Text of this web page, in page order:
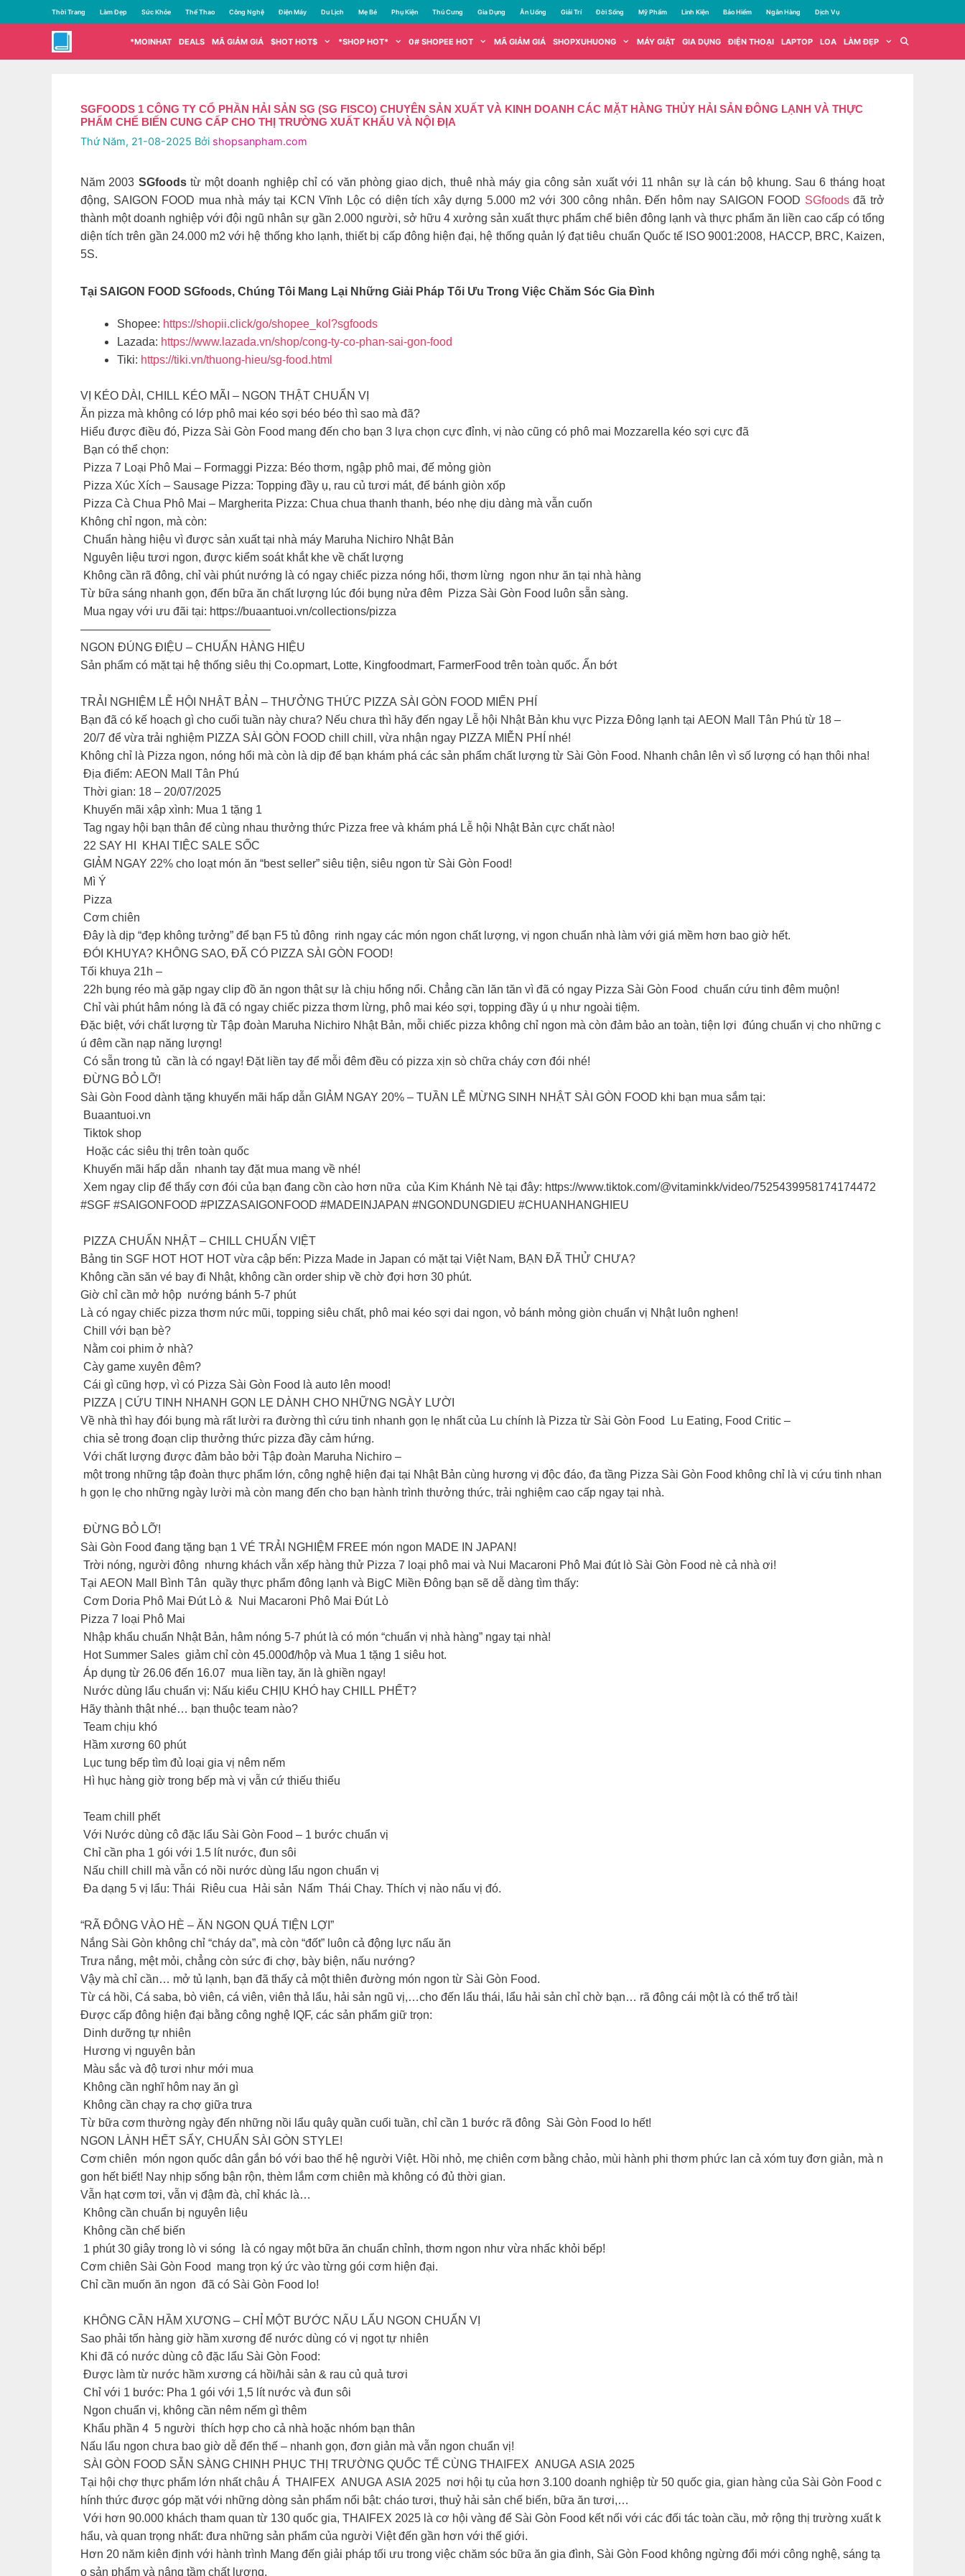
đến
dung
Thời Trang Làm Đẹp Sức Khỏe Thể Thao Công Nghệ Điện Máy Du Lịch Mẹ Bé Phụ Kiện Thú Cưng Gia Dụng Ăn Uống Giải Trí Đời Sống Mỹ Phẩm Linh Kiện Bảo Hiểm Ngân Hàng Dịch Vụ
*MOINHAT DEALS MÃ GIẢM GIÁ $HOT HOT$ *SHOP HOT* 0# SHOPEE HOT MÃ GIẢM GIÁ SHOPXUHUONG MÁY GIẶT GIA DỤNG ĐIỆN THOẠI LAPTOP LOA LÀM ĐẸP
SGFOODS 1 CÔNG TY CỔ PHẦN HẢI SẢN SG (SG FISCO) CHUYÊN SẢN XUẤT VÀ KINH DOANH CÁC MẶT HÀNG THỦY HẢI SẢN ĐÔNG LẠNH VÀ THỰC
PHẨM CHẾ BIẾN CUNG CẤP CHO THỊ TRƯỜNG XUẤT KHẨU VÀ NỘI ĐỊA
Thứ Năm, 21-08-2025 Bởi shopsanpham.com
Năm 2003 SGfoodstừ một doanh nghiệp chỉ có văn phòng giao dịch, thuê nhà máy gia công sản xuất với 11 nhân sự là cán bộ khung. Sau 6 tháng hoạt
động, SAIGON FOOD mua nhà máy tại KCN Vĩnh Lộc có diện tích xây dựng 5.000 m2 với 300 công nhân. Đến hôm nay SAIGON FOOD SGfoodsđã trở
thành một doanh nghiệp với đội ngũ nhân sự gần 2.000 người, sở hữu 4 xưởng sản xuất thực phẩm chế biên đông lạnh và thực phẩm ăn liền cao cấp có tổng
diện tích trên gần 24.000 m2 với hệ thống kho lạnh, thiết bị cấp đông hiện đại, hệ thống quản lý đạt tiêu chuẩn Quốc tế ISO 9001:2008, HACCP, BRC, Kaizen,
5S.
Tại SAIGON FOOD SGfoods, Chúng Tôi Mang Lại Những Giải Pháp Tối Ưu Trong Việc Chăm Sóc Gia Đình
Shopee: https://shopii.click/go/shopee_kol?sgfoods
Lazada: https://www.lazada.vn/shop/cong-ty-co-phan-sai-gon-food
Tiki: https://tiki.vn/thuong-hieu/sg-food.html
VỊ KÉO DÀI, CHILL KÉO MÃI – NGON THẬT CHUẨN VỊ
Ăn pizza mà không có lớp phô mai kéo sợi béo béo thì sao mà đã?
Hiểu được điều đó, Pizza Sài Gòn Food mang đến cho bạn 3 lựa chọn cực đỉnh, vị nào cũng có phô mai Mozzarella kéo sợi cực đã
Bạn có thể chọn:
Pizza 7 Loại Phô Mai – Formaggi Pizza: Béo thơm, ngập phô mai, đế mỏng giòn
Pizza Xúc Xích – Sausage Pizza: Topping đầy ụ, rau củ tươi mát, đế bánh giòn xốp
Pizza Cà Chua Phô Mai – Margherita Pizza: Chua chua thanh thanh, béo nhẹ dịu dàng mà vẫn cuốn
Không chỉ ngon, mà còn:
️ Chuẩn hàng hiệu vì được sản xuất tại nhà máy Maruha Nichiro Nhật Bản
️ Nguyên liệu tươi ngon, được kiểm soát khắt khe về chất lượng
️ Không cần rã đông, chỉ vài phút nướng là có ngay chiếc pizza nóng hổi, thơm lừng ngon như ăn tại nhà hàng
Từ bữa sáng nhanh gọn, đến bữa ăn chất lượng lúc đói bụng nửa đêm Pizza Sài Gòn Food luôn sẵn sàng.
️ Mua ngay với ưu đãi tại: https://buaantuoi.vn/collections/pizza
————————————————–
NGON ĐÚNG ĐIỆU – CHUẨN HÀNG HIỆU
Sản phẩm có mặt tại hệ thống siêu thị Co.opmart, Lotte, Kingfoodmart, FarmerFood trên toàn quốc. Ẩn bớt
TRẢI NGHIỆM LỄ HỘI NHẬT BẢN – THƯỞNG THỨC PIZZA SÀI GÒN FOOD MIẾN PHÍ
Bạn đã có kế hoạch gì cho cuối tuần này chưa? Nếu chưa thì hãy đến ngay Lễ hội Nhật Bản khu vực Pizza Đông lạnh tại AEON Mall Tân Phú từ 18 –
20/7 để vừa trải nghiệm PIZZA SÀI GÒN FOOD chill chill, vừa nhận ngay PIZZA MIỄN PHÍ nhé!
Không chỉ là Pizza ngon, nóng hổi mà còn là dịp để bạn khám phá các sản phẩm chất lượng từ Sài Gòn Food. Nhanh chân lên vì số lượng có hạn thôi nha!
Địa điểm: AEON Mall Tân Phú
Thời gian: 18 – 20/07/2025
Khuyến mãi xập xình: Mua 1 tặng 1
Tag ngay hội bạn thân để cùng nhau thưởng thức Pizza free và khám phá Lễ hội Nhật Bản cực chất nào!
22 SAY HI KHAI TIỆC SALE SỐC
GIẢM NGAY 22% cho loạt món ăn “best seller” siêu tiện, siêu ngon từ Sài Gòn Food!
Mì Ý
Pizza
Cơm chiên
Đây là dịp “đẹp không tưởng” để bạn F5 tủ đông rinh ngay các món ngon chất lượng, vị ngon chuẩn nhà làm với giá mềm hơn bao giờ hết.
ĐÓI KHUYA? KHÔNG SAO, ĐÃ CÓ PIZZA SÀI GÒN FOOD!
Tối khuya 21h –
22h bụng réo mà gặp ngay clip đồ ăn ngon thật sự là chịu hổng nổi. Chẳng cần lăn tăn vì đã có ngay Pizza Sài Gòn Food chuẩn cứu tinh đêm muộn!
Chỉ vài phút hâm nóng là đã có ngay chiếc pizza thơm lừng, phô mai kéo sợi, topping đầy ú ụ như ngoài tiệm.
Đặc biệt, với chất lượng từ Tập đoàn Maruha Nichiro Nhật Bản, mỗi chiếc pizza không chỉ ngon mà còn đảm bảo an toàn, tiện lợi đúng chuẩn vị cho những c
ú đêm cần nạp năng lượng!
Có sẵn trong tủ cần là có ngay! Đặt liền tay để mỗi đêm đều có pizza xịn sò chữa cháy cơn đói nhé!
ĐỪNG BỎ LỠ!
Sài Gòn Food dành tặng khuyến mãi hấp dẫn GIẢM NGAY 20% – TUẦN LỄ MỪNG SINH NHẬT SÀI GÒN FOOD khi bạn mua sắm tại:
Buaantuoi.vn
Tiktok shop
Hoặc các siêu thị trên toàn quốc
Khuyến mãi hấp dẫn nhanh tay đặt mua mang về nhé!
Xem ngay clip để thấy cơn đói của bạn đang cồn cào hơn nữa của Kim Khánh Nè tại đây: https://www.tiktok.com/@vitaminkk/video/7525439958174174472
#SGF #SAIGONFOOD #PIZZASAIGONFOOD #MADEINJAPAN #NGONDUNGDIEU #CHUANHANGHIEU
PIZZA CHUẨN NHẬT – CHILL CHUẨN VIỆT
Bảng tin SGF HOT HOT HOT vừa cập bến: Pizza Made in Japan có mặt tại Việt Nam, BẠN ĐÃ THỬ CHƯA?
Không cần săn vé bay đi Nhật, không cần order ship về chờ đợi hơn 30 phút.
Giờ chỉ cần mở hộp nướng bánh 5-7 phút
Là có ngay chiếc pizza thơm nức mũi, topping siêu chất, phô mai kéo sợi dai ngon, vỏ bánh mỏng giòn chuẩn vị Nhật luôn nghen!
Chill với bạn bè?
️ Nằm coi phim ở nhà?
Cày game xuyên đêm?
Cái gì cũng hợp, vì có Pizza Sài Gòn Food là auto lên mood!
PIZZA | CỨU TINH NHANH GỌN LẸ DÀNH CHO NHỮNG NGÀY LƯỜI
Về nhà thì hay đói bụng mà rất lười ra đường thì cứu tinh nhanh gọn lẹ nhất của Lu chính là Pizza từ Sài Gòn Food Lu Eating, Food Critic –
chia sẻ trong đoạn clip thưởng thức pizza đầy cảm hứng.
Với chất lượng được đảm bảo bởi Tập đoàn Maruha Nichiro –
một trong những tập đoàn thực phẩm lớn, công nghệ hiện đại tại Nhật Bản cùng hương vị độc đáo, đa tầng Pizza Sài Gòn Food không chỉ là vị cứu tinh nhan
h gọn lẹ cho những ngày lười mà còn mang đến cho bạn hành trình thưởng thức, trải nghiệm cao cấp ngay tại nhà.
ĐỪNG BỎ LỠ!
Sài Gòn Food đang tặng bạn 1 VÉ TRẢI NGHIỆM FREE món ngon MADE IN JAPAN!
Trời nóng, người đông nhưng khách vẫn xếp hàng thử Pizza 7 loại phô mai và Nui Macaroni Phô Mai đút lò Sài Gòn Food nè cả nhà ơi!
Tại AEON Mall Bình Tân quầy thực phẩm đông lạnh và BigC Miền Đông bạn sẽ dễ dàng tìm thấy:
Cơm Doria Phô Mai Đút Lò & Nui Macaroni Phô Mai Đút Lò
Pizza 7 loại Phô Mai
Nhập khẩu chuẩn Nhật Bản, hâm nóng 5-7 phút là có món “chuẩn vị nhà hàng” ngay tại nhà!
Hot Summer Sales giảm chỉ còn 45.000đ/hộp và Mua 1 tặng 1 siêu hot.
Áp dụng từ 26.06 đến 16.07 mua liền tay, ăn là ghiền ngay!
Nước dùng lẩu chuẩn vị: Nấu kiểu CHỊU KHÓ hay CHILL PHẾT?
Hãy thành thật nhé… bạn thuộc team nào?
Team chịu khó
Hầm xương 60 phút
Lục tung bếp tìm đủ loại gia vị nêm nếm
Hì hục hàng giờ trong bếp mà vị vẫn cứ thiếu thiếu
Team chill phết
Với Nước dùng cô đặc lẩu Sài Gòn Food – 1 bước chuẩn vị
Chỉ cần pha 1 gói với 1.5 lít nước, đun sôi
Nấu chill chill mà vẫn có nồi nước dùng lẩu ngon chuẩn vị
Đa dạng 5 vị lẩu: Thái Riêu cua Hải sản Nấm Thái Chay. Thích vị nào nấu vị đó.
“RÃ ĐÔNG VÀO HÈ – ĂN NGON QUÁ TIỆN LỢI”
Nắng Sài Gòn không chỉ “cháy da”, mà còn “đốt” luôn cả động lực nấu ăn ‍
Trưa nắng, mệt mỏi, chẳng còn sức đi chợ, bày biện, nấu nướng?
Vậy mà chỉ cần… mở tủ lạnh, bạn đã thấy cả một thiên đường món ngon từ Sài Gòn Food.
Từ cá hồi, Cá saba, bò viên, cá viên, viên thả lẩu, hải sản ngũ vị,…cho đến lẩu thái, lẩu hải sản chỉ chờ bạn… rã đông cái một là có thể trổ tài!
Được cấp đông hiện đại bằng công nghệ IQF, các sản phẩm giữ trọn:
Dinh dưỡng tự nhiên
Hương vị nguyên bản
Màu sắc và độ tươi như mới mua
Không cần nghĩ hôm nay ăn gì
Không cần chạy ra chợ giữa trưa
Từ bữa cơm thường ngày đến những nồi lẩu quây quần cuối tuần, chỉ cần 1 bước rã đông Sài Gòn Food lo hết!
NGON LÀNH HẾT SẨY, CHUẨN SÀI GÒN STYLE!
Cơm chiên món ngon quốc dân gắn bó với bao thế hệ người Việt. Hồi nhỏ, mẹ chiên cơm bằng chảo, mùi hành phi thơm phức lan cả xóm tuy đơn giản, mà n
gon hết biết! Nay nhịp sống bận rộn, thèm lắm cơm chiên mà không có đủ thời gian.
Vẫn hạt cơm tơi, vẫn vị đậm đà, chỉ khác là…
️ Không cần chuẩn bị nguyên liệu
️ Không cần chế biến
️ 1 phút 30 giây trong lò vi sóng là có ngay một bữa ăn chuẩn chỉnh, thơm ngon như vừa nhấc khỏi bếp!
Cơm chiên Sài Gòn Food mang trọn ký ức vào từng gói cơm hiện đại.
Chỉ cần muốn ăn ngon đã có Sài Gòn Food lo!
KHÔNG CẦN HẦM XƯƠNG – CHỈ MỘT BƯỚC NẤU LẨU NGON CHUẨN VỊ
Sao phải tốn hàng giờ hầm xương để nước dùng có vị ngọt tự nhiên
Khi đã có nước dùng cô đặc lẩu Sài Gòn Food:
Được làm từ nước hầm xương cá hồi/hải sản & rau củ quả tươi
Chỉ với 1 bước: Pha 1 gói với 1,5 lít nước và đun sôi
Ngon chuẩn vị, không cần nêm nếm gì thêm
Khẩu phần 4 5 người thích hợp cho cả nhà hoặc nhóm bạn thân
Nấu lẩu ngon chưa bao giờ dễ đến thế – nhanh gọn, đơn giản mà vẫn ngon chuẩn vị!
SÀI GÒN FOOD SẴN SÀNG CHINH PHỤC THỊ TRƯỜNG QUỐC TẾ CÙNG THAIFEX ANUGA ASIA 2025
Tại hội chợ thực phẩm lớn nhất châu Á THAIFEX ANUGA ASIA 2025 nơi hội tụ của hơn 3.100 doanh nghiệp từ 50 quốc gia, gian hàng của Sài Gòn Food c
hính thức được góp mặt với những dòng sản phẩm nổi bật: cháo tươi, thuỷ hải sản chế biến, bữa ăn tươi,…
Với hơn 90.000 khách tham quan từ 130 quốc gia, THAIFEX 2025 là cơ hội vàng để Sài Gòn Food kết nối với các đối tác toàn cầu, mở rộng thị trường xuất k
hẩu, và quan trọng nhất: đưa những sản phẩm của người Việt đến gần hơn với thế giới.
Hơn 20 năm kiên định với hành trình Mang đến giải pháp tối ưu trong việc chăm sóc bữa ăn gia đình, Sài Gòn Food không ngừng đổi mới công nghệ, sáng tạ
o sản phẩm và nâng tầm chất lượng.